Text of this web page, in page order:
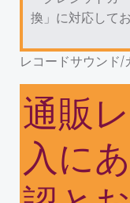
換」に対応してお
レコードサウンド/
通販
入に